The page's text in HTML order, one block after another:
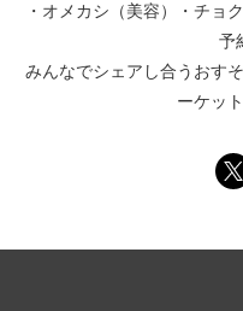
・ オメカシ（美容） ・ チョ
予
みんなでシェアし合う おす
ーケッ